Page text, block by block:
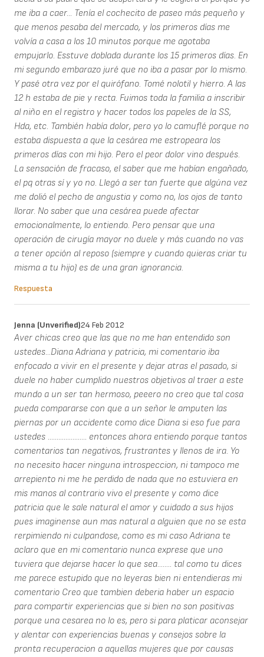
me iba a caer... Tenía el cochecito de paseo más pequeño y
que menos pesaba del mercado, y los primeros días me
volvía a casa a los 10 minutos porque me agotaba
empujarlo. Esstuve doblada durante los 15 primeros días. En
mi segundo embarazo juré que no iba a pasar por lo mismo.
Y pasé otra vez por el quirófano. Tomé nolotil y hierro. A las
12 h estaba de pie y recta. Fuimos toda la familia a inscribir
al niño en el registro y hacer todos los papeles de la SS,
Hda, etc. También había dolor, pero yo lo camuflé porque no
estaba dispuesta a que la cesárea me estropeara los
primeros días con mi hijo. Pero el peor dolor vino después.
La sensación de fracaso, el saber que me habían engañado,
el pq otras sí y yo no. Llegó a ser tan fuerte que algúna vez
me dolió el pecho de angustia y como no, los ojos de tanto
llorar. No saber que una cesárea puede afectar
emocionalmente, lo entiendo. Pero pensar que una
operación de cirugía mayor no duele y más cuando no vas
a tener opción al reposo (siempre y cuando quieras criar tu
misma a tu hijo) es de una gran ignorancia.
Respuesta
Jenna (unverified)24 Feb 2012
Aver chicas creo que las que no me han entendido son
ustedes...Diana Adriana y patricia, mi comentario iba
enfocado a vivir en el presente y dejar atras el pasado, si
duele no haber cumplido nuestros objetivos al traer a este
mundo a un ser tan hermoso, peeero no creo que tal cosa
pueda compararse con que a un señor le amputen las
piernas por un accidente como dice Diana si eso fue para
ustedes ...................... entonces ahora entiendo porque tantos
comentarios tan negativos, frustrantes y llenos de ira. Yo
no necesito hacer ninguna introspeccion, ni tampoco me
arrepiento ni me he perdido de nada que no estuviera en
mis manos al contrario vivo el presente y como dice
patricia que le sale natural el amor y cuidado a sus hijos
pues imaginense aun mas natural a alguien que no se esta
rerpimiendo ni culpandose, como es mi caso Adriana te
aclaro que en mi comentario nunca exprese que uno
tuviera que dejarse hacer lo que sea........ tal como tu dices
me parece estupido que no leyeras bien ni entendieras mi
comentario Creo que tambien deberia haber un espacio
para compartir experiencias que si bien no son positivas
porque una cesarea no lo es, pero si para platicar aconsejar
y alentar con experiencias buenas y consejos sobre la
pronta recuperacion a aquellas mujeres que por causas